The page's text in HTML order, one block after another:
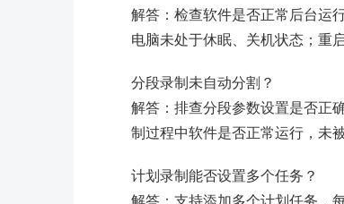
解答：检查软件是否正常后台运
电脑未处于休眠、关机状态；重
分段录制未自动分割？
解答：排查分段参数设置是否正
制过程中软件是否正常运行，未
计划录制能否设置多个任务？
解答：支持添加多个计划任务，